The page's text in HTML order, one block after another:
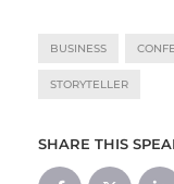
BUSINESS
STORYTELLER
SHARE THIS